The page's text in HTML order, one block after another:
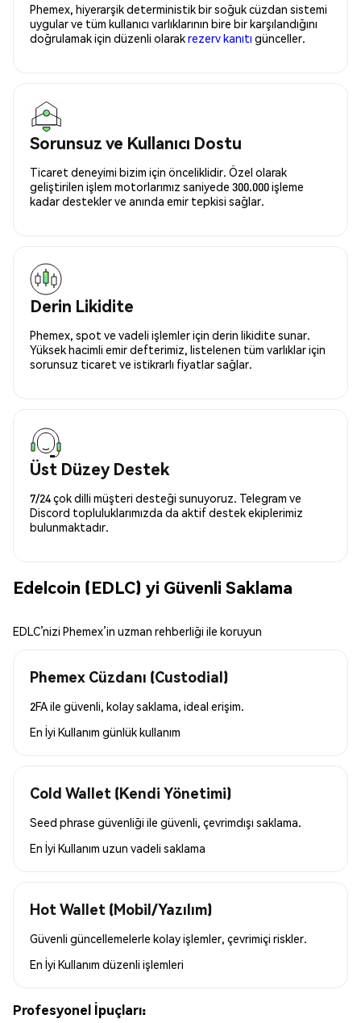
Phemex, hiyerarşik deterministik bir soğuk cüzdan sistemi
uygular ve tüm kullanıcı varlıklarının bire bir karşılandığını
doğrulamak için düzenli olarakrezerv kanıtı günceller.
Sorunsuz ve Kullanıcı Dostu
Ticaret deneyimi bizim için önceliklidir. Özel olarak
geliştirilen işlem motorlarımız saniyede 300.000 işleme
kadar destekler ve anında emir tepkisi sağlar.
Derin Likidite
Phemex, spot ve vadeli işlemler için derin likidite sunar.
Yüksek hacimli emir defterimiz, listelenen tüm varlıklar için
sorunsuz ticaret ve istikrarlı fiyatlar sağlar.
Üst Düzey Destek
7/24 çok dilli müşteri desteği sunuyoruz. Telegram ve
Discord topluluklarımızda da aktif destek ekiplerimiz
bulunmaktadır.
Edelcoin (EDLC) yi Güvenli Saklama
EDLC’nizi Phemex’in uzman rehberliği ile koruyun
Phemex Cüzdanı (Custodial)
2FA ile güvenli, kolay saklama, ideal erişim.
En İyi Kullanım günlük kullanım
Cold Wallet (Kendi Yönetimi)
Seed phrase güvenliği ile güvenli, çevrimdışı saklama.
En İyi Kullanım uzun vadeli saklama
Hot Wallet (Mobil/Yazılım)
Güvenli güncellemelerle kolay işlemler, çevrimiçi riskler.
En İyi Kullanım düzenli işlemleri
Profesyonel İpuçları: